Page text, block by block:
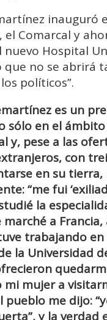
inauguró
el Comarcal y
nuevo Hospital
que no se abrirá
políticos”.
es un
sólo en el
y, pese a las
con
en su tierra,
“me fui
la
marché a
trabajando
la Universidad
mi mujer a
pueblo me dijo:
y la verdad